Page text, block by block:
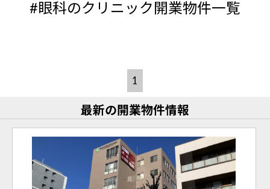
#眼科のクリニック開業物件一覧
1
最新の開業物件情報